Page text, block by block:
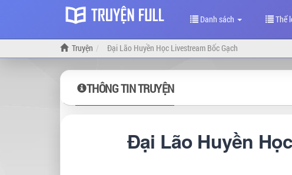
Danh sách Thể
Truyện Đại Lão Huyền Học Livestream Bốc Gạch
THÔNG TIN TRUYỆN
Đại Lão Huyền